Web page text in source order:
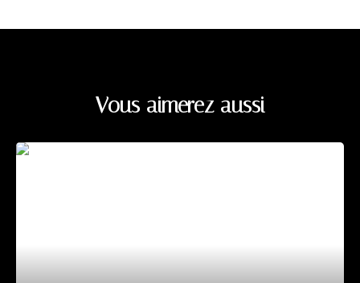
Vous aimerez aussi